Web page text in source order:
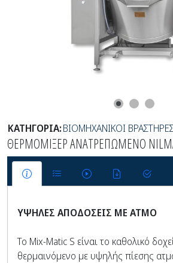
ΚΑΤΗΓΟΡΙΑ:ΒΙΟΜΗΧΑΝΙΚΟΙ
ΘΕΡΜΟΜΙΞΕΡ ΑΝΑΤΡΕΠΩΜΕΝΟ
ΥΨΗΛΕΣ ΑΠΟΔΟΣΕΙΣ ΜΕ ΑΤΜΟ
Το Mix-Matic S είναι το καθολικό
θερμαινόμενο με υψηλής πίεσης